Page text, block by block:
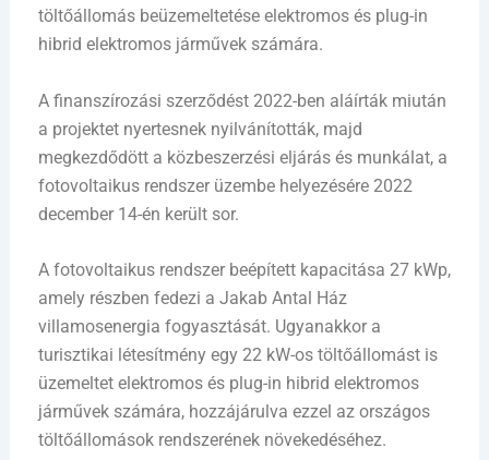
töltőállomás beüzemeltetése elektromos és plug-in
hibrid elektromos járművek számára.
A finanszírozási szerződést 2022-ben aláírták miután
a projektet nyertesnek nyilvánították, majd
megkezdődött a közbeszerzési eljárás és munkálat, a
fotovoltaikus rendszer üzembe helyezésére 2022
december 14-én került sor.
A fotovoltaikus rendszer beépített kapacitása 27 kWp,
amely részben fedezi a Jakab Antal Ház
villamosenergia fogyasztását. Ugyanakkor a
turisztikai létesítmény egy 22 kW-os töltőállomást is
üzemeltet elektromos és plug-in hibrid elektromos
járművek számára, hozzájárulva ezzel az országos
töltőállomások rendszerének növekedéséhez.